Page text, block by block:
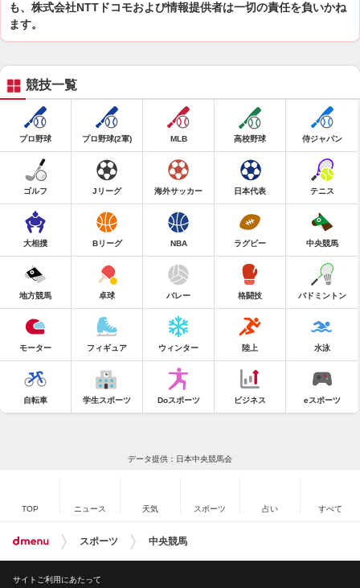
も、株式会社NTTドコモおよび情報提供者は一切の責任を負いかね
ます。
競技一覧
プロ野球 プロ野球(2軍) MLB 高校野球 侍ジャパン
ゴルフ Jリーグ 海外サッカー 日本代表 テニス
大相撲 Bリーグ NBA ラグビー 中央競馬
地方競馬 卓球 バレー 格闘技 バドミントン
モーター フィギュア ウィンター 陸上 水泳
自転車 学生スポーツ Doスポーツ ビジネス eスポーツ
データ提供：日本中央競馬会
TOP ニュース 天気 スポーツ 占い すべて
スポーツ 中央競馬
サイトご利用にあたって